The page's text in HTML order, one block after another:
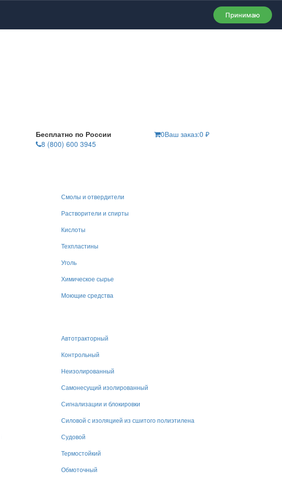
Принимаю
Бесплатно по России
8 (800) 600 3945
0Ваш заказ:0 ₽
Смолы и отвердители
Растворители и спирты
Кислоты
Техпластины
Уголь
Химическое сырье
Моющие средства
Автотракторный
Контрольный
Неизолированный
Самонесущий изолированный
Сигнализации и блокировки
Силовой с изоляцией из сшитого полиэтилена
Судовой
Термостойкий
Обмоточный